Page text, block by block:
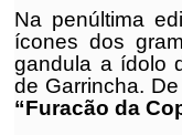
Na penúltima
ícones dos
gandula a ídolo
de Garrincha.
“Furacão da